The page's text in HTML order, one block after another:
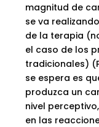
magnitud de
se va
de la terapia
el caso de los
tradicionales)
se espera es
produzca un
nivel
en las